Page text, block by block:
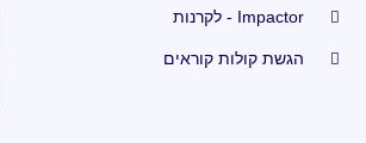
Impactor - לקרנות
הגשת קולות קוראים